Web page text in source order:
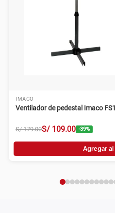
IMACO
Ventilador de pedestal Imaco
S/ 179.00S/ 109.00 -39%
Agregar